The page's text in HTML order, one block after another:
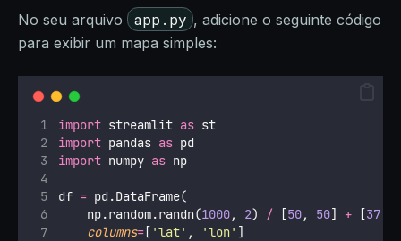
No seu arquivo app.py , adicione o seguinte código
para exibir um mapa simples:
import streamlit as st
import pandas as pd
import numpy as np
df = pd.DataFrame(
    np.random.randn(
1000, 2) / [50, 50] + [37.76
columns=[ 'lat' , 'lon' ]